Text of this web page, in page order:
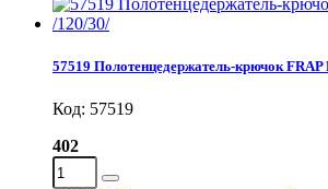
57519 Полотенцедержатель-крючок
Код: 57519
402